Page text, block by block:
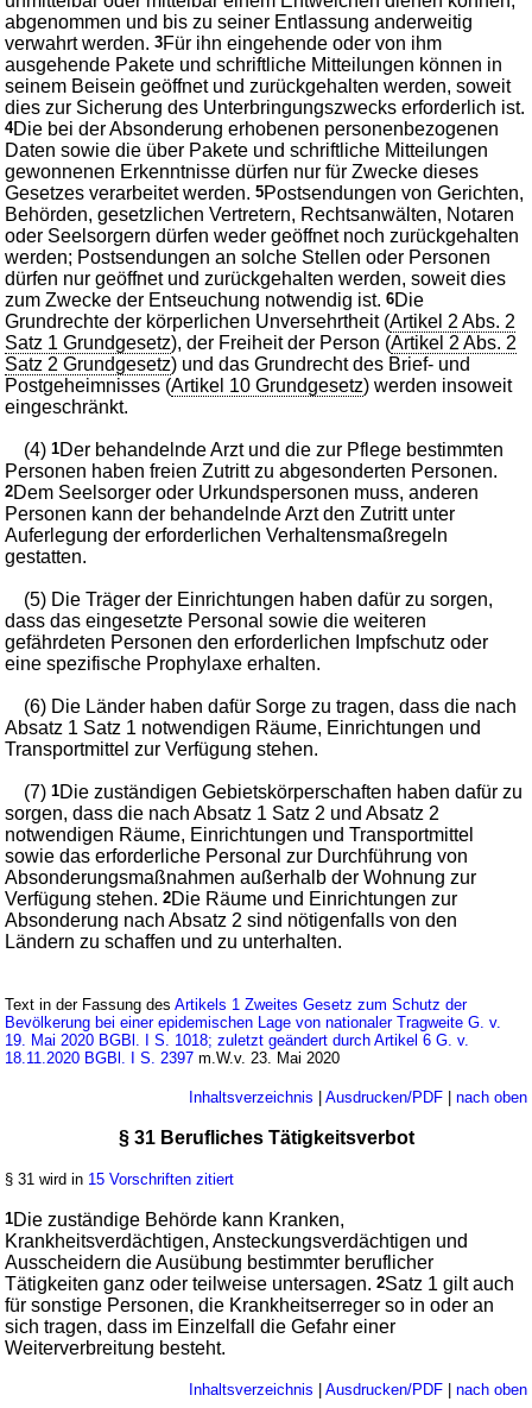
abgenommen und bis zu seiner Entlassung anderweitig
verwahrt werden.3Für ihn eingehende oder von ihm
ausgehende Pakete und schriftliche Mitteilungen können in
seinem Beisein geöffnet und zurückgehalten werden, soweit
dies zur Sicherung des Unterbringungszwecks erforderlich ist.
4Die bei der Absonderung erhobenen personenbezogenen
Daten sowie die über Pakete und schriftliche Mitteilungen
gewonnenen Erkenntnisse dürfen nur für Zwecke dieses
Gesetzes verarbeitet werden.5Postsendungen von Gerichten,
Behörden, gesetzlichen Vertretern, Rechtsanwälten, Notaren
oder Seelsorgern dürfen weder geöffnet noch zurückgehalten
werden; Postsendungen an solche Stellen oder Personen
dürfen nur geöffnet und zurückgehalten werden, soweit dies
zum Zwecke der Entseuchung notwendig ist.6Die
Grundrechte der körperlichen Unversehrtheit (Artikel 2 Abs. 2
Satz 1 Grundgesetz), der Freiheit der Person (Artikel 2 Abs. 2
Satz 2 Grundgesetz) und das Grundrecht des Brief- und
Postgeheimnisses (Artikel 10 Grundgesetz) werden insoweit
eingeschränkt.
(4)1Der behandelnde Arzt und die zur Pflege bestimmten
Personen haben freien Zutritt zu abgesonderten Personen.
2Dem Seelsorger oder Urkundspersonen muss, anderen
Personen kann der behandelnde Arzt den Zutritt unter
Auferlegung der erforderlichen Verhaltensmaßregeln
gestatten.
(5) Die Träger der Einrichtungen haben dafür zu sorgen,
dass das eingesetzte Personal sowie die weiteren
gefährdeten Personen den erforderlichen Impfschutz oder
eine spezifische Prophylaxe erhalten.
(6) Die Länder haben dafür Sorge zu tragen, dass die nach
Absatz 1 Satz 1 notwendigen Räume, Einrichtungen und
Transportmittel zur Verfügung stehen.
(7)1Die zuständigen Gebietskörperschaften haben dafür zu
sorgen, dass die nach Absatz 1 Satz 2 und Absatz 2
notwendigen Räume, Einrichtungen und Transportmittel
sowie das erforderliche Personal zur Durchführung von
Absonderungsmaßnahmen außerhalb der Wohnung zur
Verfügung stehen.2Die Räume und Einrichtungen zur
Absonderung nach Absatz 2 sind nötigenfalls von den
Ländern zu schaffen und zu unterhalten.
Text in der Fassung desArtikels 1 Zweites Gesetz zum Schutz der
Bevölkerung bei einer epidemischen Lage von nationaler Tragweite G. v.
19. Mai 2020 BGBl. I S. 1018; zuletzt geändert durch Artikel 6 G. v.
18.11.2020 BGBl. I S. 2397 m.W.v. 23. Mai 2020
Inhaltsverzeichnis Ausdrucken/PDF| nach oben
§ 31 Berufliches Tätigkeitsverbot
§ 31 wird in 15 Vorschriften zitiert
1Die zuständige Behörde kann Kranken,
Krankheitsverdächtigen, Ansteckungsverdächtigen und
Ausscheidern die Ausübung bestimmter beruflicher
Tätigkeiten ganz oder teilweise untersagen.2Satz 1 gilt auch
für sonstige Personen, die Krankheitserreger so in oder an
sich tragen, dass im Einzelfall die Gefahr einer
Weiterverbreitung besteht.
Inhaltsverzeichnis Ausdrucken/PDF| nach oben